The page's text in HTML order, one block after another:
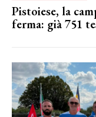
Pistoiese, la
ferma: già 751